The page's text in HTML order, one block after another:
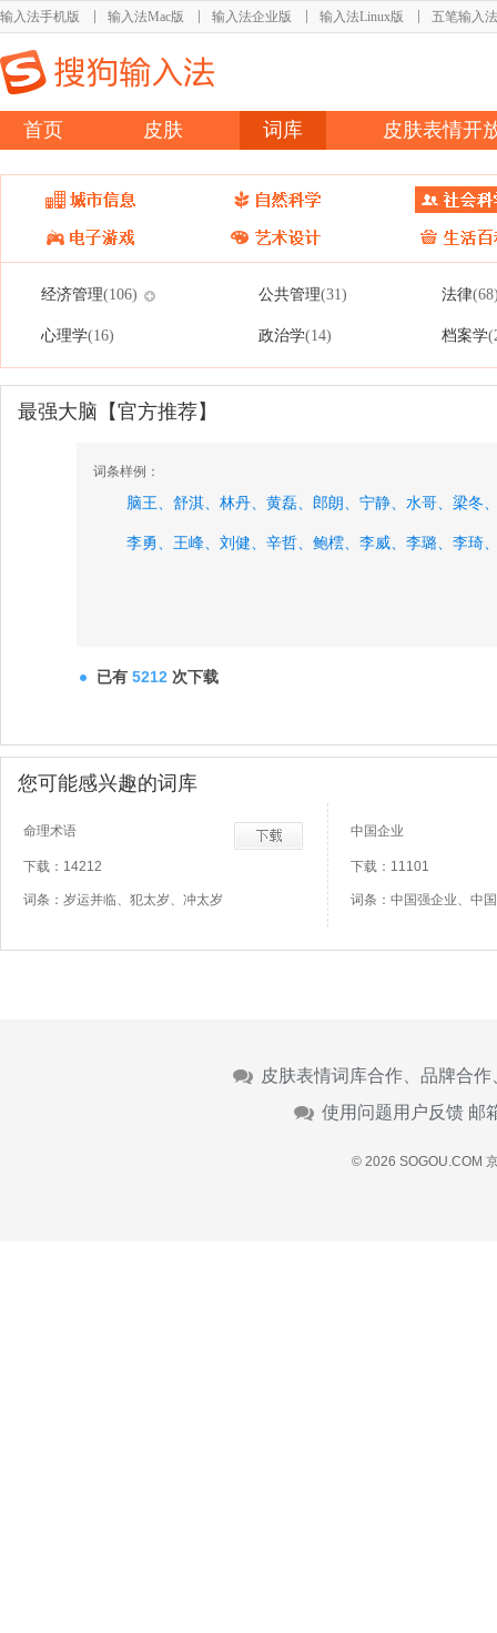
输入法手机版 输入法Mac版 输入法企业版 输入法Linux版 五笔输入法
首页 皮肤 词库 皮肤表情开
经济管理(106) 公共管理(31) 法律
心理学(16) 政治学(14) 档案学
最强大脑【官方推荐】
词条样例：
脑王、 舒淇、 林丹、 黄磊、 郎朗、 宁静、 水哥、 梁冬
李勇、 王峰、 刘健、 辛哲、 鲍橒、 李威、 李璐、 李琦
已有 5212 次下载
您可能感兴趣的词库
命理术语
下载：14212
词条：岁运并临、犯太岁、冲太岁
中国企业
下载：11101
词条：中国强企业、中
皮肤表情词库合作、品牌合
使用问题用户反馈 邮
© 2026 SOGOU.COM